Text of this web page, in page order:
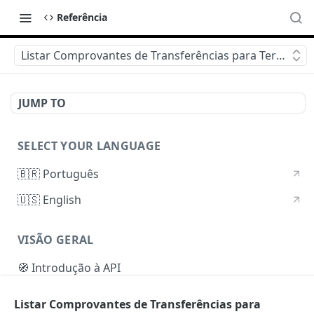
Referência
Listar Comprovantes de Transferências para Terceiros
JUMP TO
SELECT YOUR LANGUAGE
🇧🇷 Português
🇺🇸 English
VISÃO GERAL
🧭 Introdução à API
Listar Comprovantes de Transferências para